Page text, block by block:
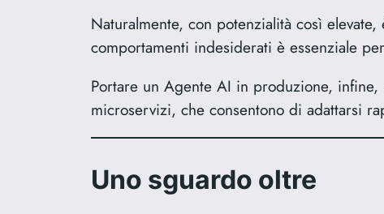
Naturalmente, con potenzialità così
comportamenti indesiderati è essenziale
Portare un Agente AI in produzione,
microservizi, che consentono di adattarsi
Uno sguardo oltre